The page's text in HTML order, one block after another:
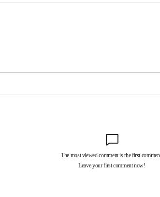
-오만 협상 기대속 뉴욕증시 혼조 마감 다
협 통행 항로 합의" 이란 외무부 대변인
란' 대한축구협회·축구회관 등 압수수
제301조 과잉생산 결과 발표 8월 중 예
카 발동…4%대 급락
러…두 달 연속 사상 최대